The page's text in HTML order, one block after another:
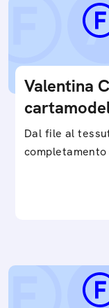
Valentina
Dal file al